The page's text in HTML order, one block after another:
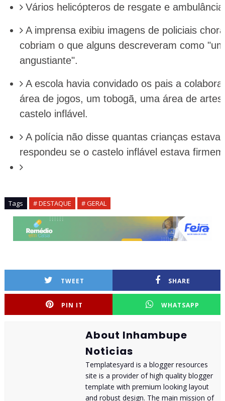
Vários helicópteros de resgate e
A imprensa exibiu imagens de policiais
cobriam o que alguns descreveram como
angustiante".
A escola havia convidado os pais a
área de jogos, um tobogã, uma área de
castelo inflável.
A polícia não disse quantas crianças
respondeu se o castelo inflável estava
Tags # DESTAQUE # GERAL
TWEET SHARE
PIN IT WHATSAPP
About Inhambupe
Noticias
Templatesyard is a blogger resources
site is a provider of high quality blogger
template with premium looking layout
and robust design. The main mission of